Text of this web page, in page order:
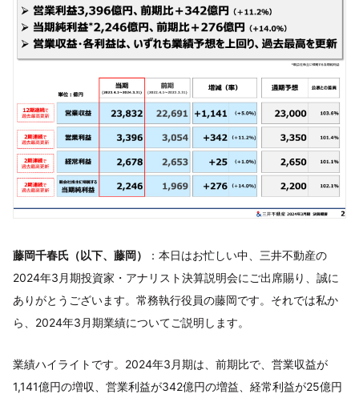
藤岡千春氏（以下、藤岡）
：本日はお忙しい中、三井不動産の
2024年3月期投資家・アナリスト決算説明会にご出席賜り、誠に
ありがとうございます。常務執行役員の藤岡です。それでは私か
ら、2024年3月期業績についてご説明します。
業績ハイライトです。2024年3月期は、前期比で、営業収益が
1,141億円の増収、営業利益が342億円の増益、経常利益が25億円